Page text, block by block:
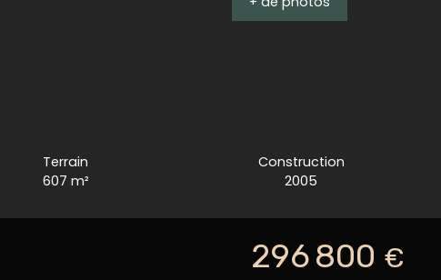
Terrain
607 m²
Construction
2005
296 800 €